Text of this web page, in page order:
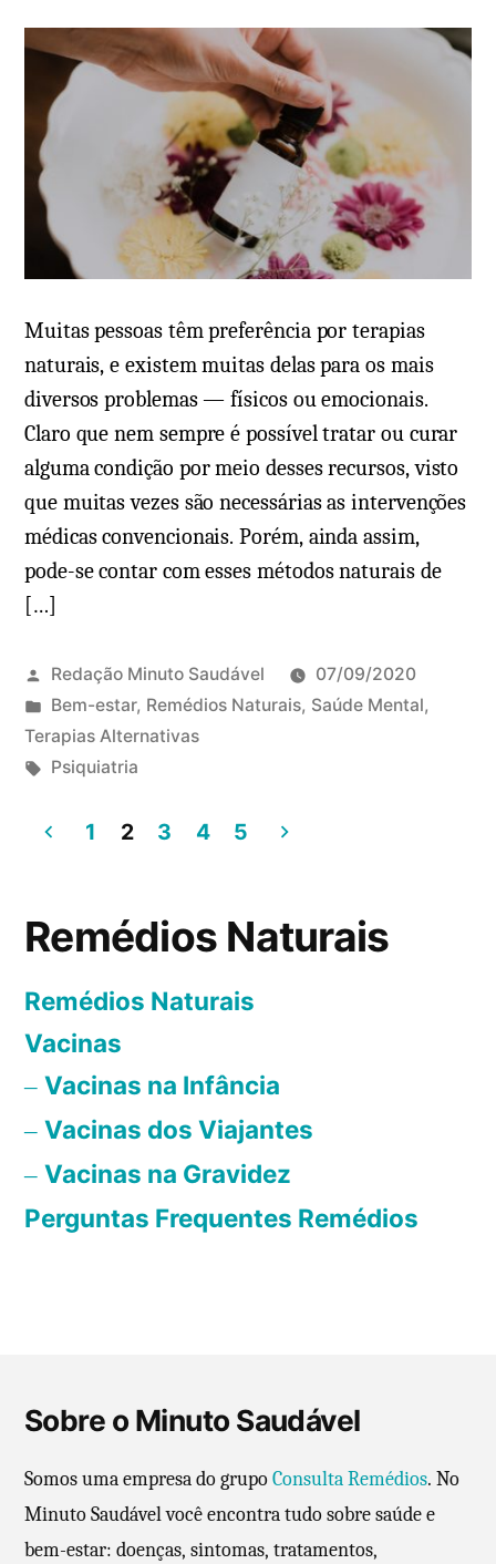
Muitas pessoas têm preferência por terapias
naturais, e existem muitas delas para os mais
diversos problemas — físicos ou emocionais.
Claro que nem sempre é possível tratar ou curar
alguma condição por meio desses recursos, visto
que muitas vezes são necessárias as intervenções
médicas convencionais. Porém, ainda assim,
pode-se contar com esses métodos naturais de
[…]
Redação Minuto Saudável
07/09/2020
P
u
b
i
o
m
Bem-estar, Remédios Naturais, Saúde Mental,
Terapias Alternativas
T
g
Psiquiatria
a
g
i
n
a
ç
ã
o
s
t
s
1 2 3 4 5
Remédios Naturais
Remédios Naturais
Vacinas
Vacinas na Infância
Vacinas dos Viajantes
Vacinas na Gravidez
Perguntas Frequentes Remédios
Sobre o Minuto Saudável
Somos uma empresa do grupoConsulta Remédios. No
Minuto Saudável você encontra tudo sobre saúde e
bem-estar: doenças, sintomas, tratamentos,